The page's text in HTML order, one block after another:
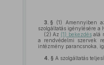
3. § (1)
Amennyiben
szolgáltatás igénylésére a
(2) Az (1) bekezdésalá
a rendvédelmi szervek
intézmény parancsnoka,
4. § A szolgáltatás